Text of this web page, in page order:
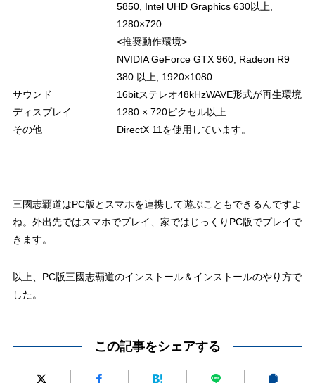
5850, Intel UHD Graphics 630以上,
1280×720
<推奨動作環境>
NVIDIA GeForce GTX 960, Radeon R9
380 以上, 1920×1080
サウンド
16bitステレオ48kHzWAVE形式が再生環境
ディスプレイ
1280 × 720ピクセル以上
その他
DirectX 11を使用しています。
三國志覇道はPC版とスマホを連携して遊ぶこともできるんですよ
ね。外出先ではスマホでプレイ、家ではじっくりPC版でプレイで
きます。
以上、PC版三國志覇道のインストール＆インストールのやり方で
した。
この記事をシェアする